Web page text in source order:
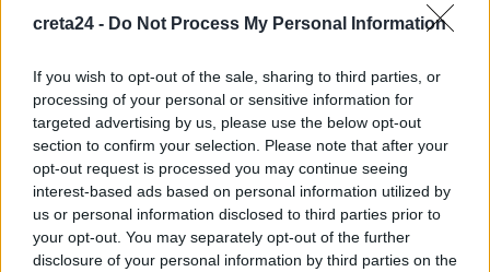
creta24 - Do Not Process My Personal Information
If you wish to opt-out of the sale, sharing to third parties, or
processing of your personal or sensitive information for
targeted advertising by us, please use the below opt-out
section to confirm your selection. Please note that after your
opt-out request is processed you may continue seeing
interest-based ads based on personal information utilized by
us or personal information disclosed to third parties prior to
your opt-out. You may separately opt-out of the further
disclosure of your personal information by third parties on the